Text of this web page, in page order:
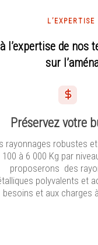
l’expertise de
sur
Préservez votre
rayonnages robustes
100 à 6 000 Kg par
proposerons des
polyvalents et
besoins et aux charges